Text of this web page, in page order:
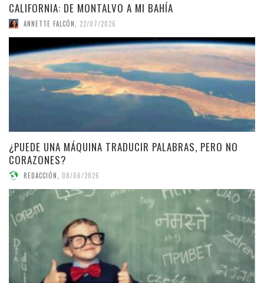
CALIFORNIA: DE MONTALVO A MI BAHÍA
ANNETTE FALCÓN, 22/07/2026
¿PUEDE UNA MÁQUINA TRADUCIR PALABRAS, PERO NO
CORAZONES?
REDACCIÓN 08/06/2026